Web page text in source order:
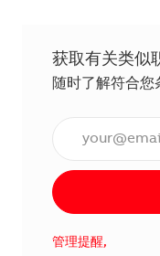
获取有关类似
随时了解符合您
管理提醒,